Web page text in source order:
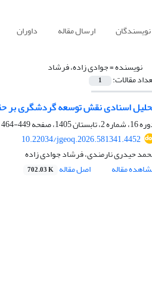
ارسال مقاله داوران
نویسنده =جوادی زاده، فرشاد
مقالات: 1
اسنادی نقش توسعه گردشگری بر
2، تابستان 1405، صفحه
449-464
10.22034/jgeoq.2026.581341.4452
حیدری نارمندی، فرشاد جوادی زاده
مقاله
اصل مقاله 702.03 K